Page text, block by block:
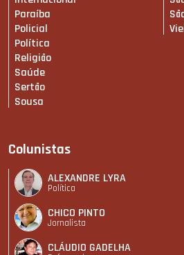
Paraíba
Policial
Política
Religião
Saúde
Sertão
Sousa
Colunistas
ALEXANDRE LYRA
Política
CHICO PINTO
Jornalista
CLÁUDIO GADELHA